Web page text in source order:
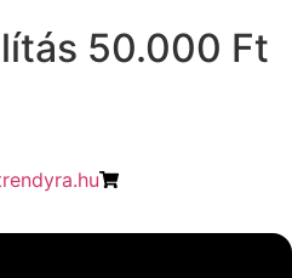
50.000 Ft